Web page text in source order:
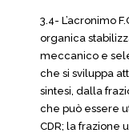
3.4- L’acronimo
organica
meccanico e
che si sviluppa
sintesi, dalla
che può essere
CDR; la frazione